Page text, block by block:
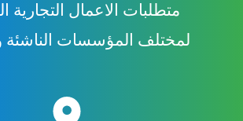
متطلبات الاعمال التجارية
لمختلف المؤسسات الناشئة